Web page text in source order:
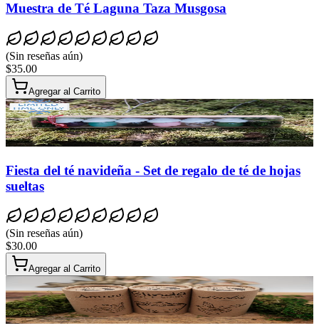
Muestra de Té Laguna Taza Musgosa
(Sin reseñas aún)
$35.00
Agregar al Carrito
Fiesta del té navideña - Set de regalo de té de hojas
sueltas
(Sin reseñas aún)
$30.00
Agregar al Carrito